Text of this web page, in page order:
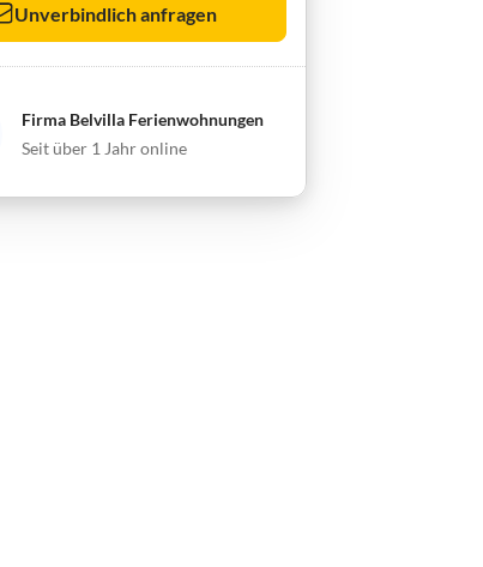
Unverbindlich anfragen
Firma Belvilla Ferienwohnungen
Seit über 1 Jahr online